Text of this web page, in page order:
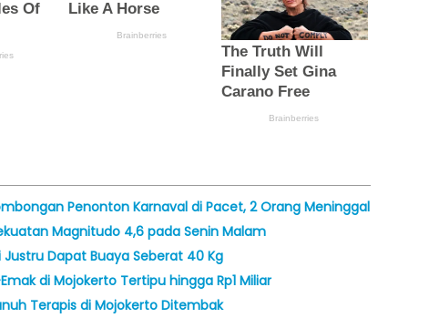
Penonton Karnaval di Pacet, 2 Orang Meninggal
Magnitudo 4,6 pada Senin Malam
Dapat Buaya Seberat 40 Kg
di Mojokerto Tertipu hingga Rp1 Miliar
Terapis di Mojokerto Ditembak